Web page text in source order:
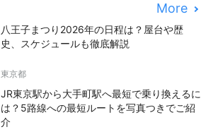
More
八王子まつり2026年の日程は？屋台や歴
史、スケジュールも徹底解説
東京都
JR東京駅から大手町駅へ最短で乗り換えるに
は？5路線への最短ルートを写真つきでご紹
介